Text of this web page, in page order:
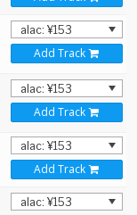
Add Track
Add Track
Add Track